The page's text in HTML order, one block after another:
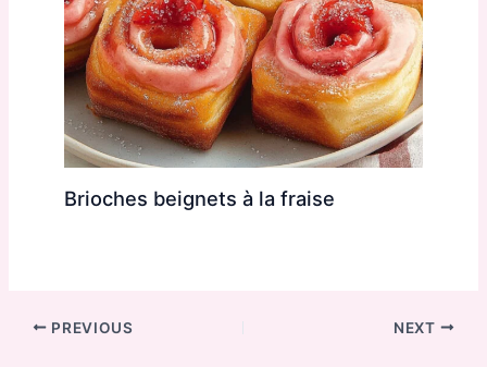
Brioches beignets à la fraise
PREVIOUS NEXT